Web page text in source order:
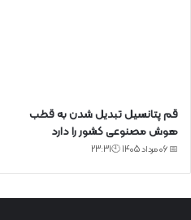
قم پتانسیل تبدیل شدن به قطب
هوش مصنوعی کشور را دارد
📅 06 مرداد 1405 🕙23:31